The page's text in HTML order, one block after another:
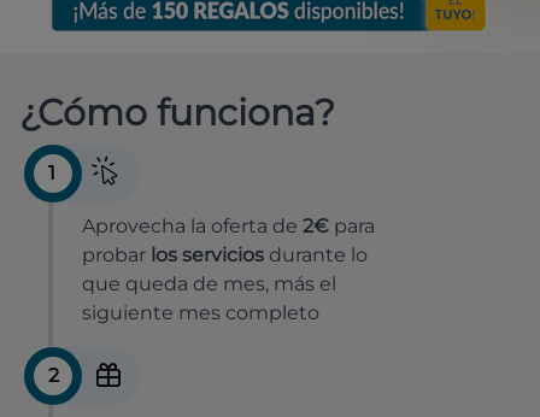
¿Cómo funciona?
1
Aprovecha la oferta de 2€ para
probar los servicios durante lo
que queda de mes, más el
siguiente mes completo
2